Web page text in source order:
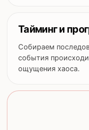
Тайминг и
Собираем
события
ощущения хаоса.